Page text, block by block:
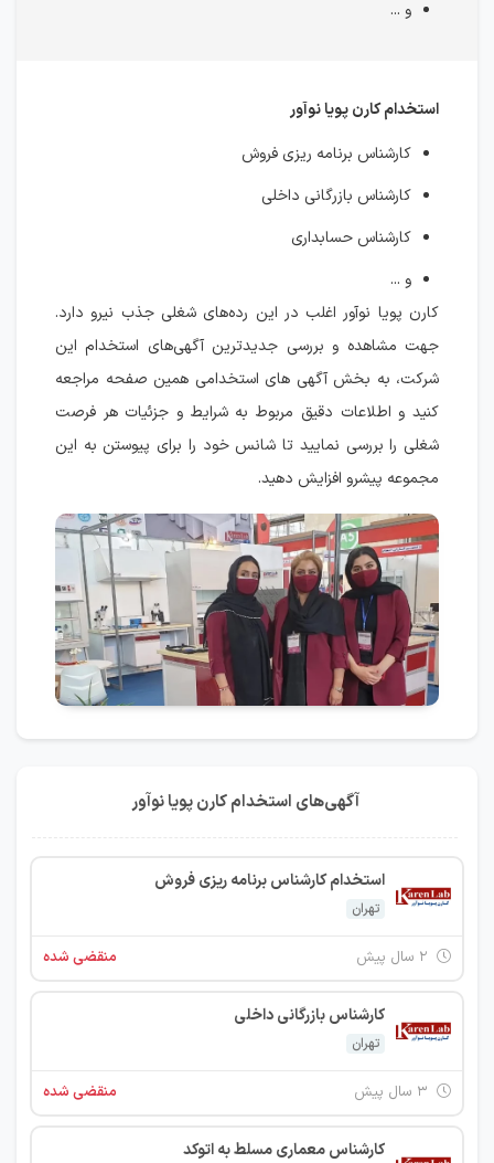
و ...
استخدام کارن پویا نوآور
کارشناس برنامه ریزی فروش
کارشناس بازرگانی داخلی
کارشناس حسابداری
و ...
کارن پویا نوآور اغلب در این رده‌های شغلی جذب نیرو دارد.
جهت مشاهده و بررسی جدیدترین آگهی‌های استخدام این
شرکت، به بخش آگهی های استخدامی همین صفحه مراجعه
کنید و اطلاعات دقیق مربوط به شرایط و جزئیات هر فرصت
شغلی را بررسی نمایید تا شانس خود را برای پیوستن به این
مجموعه پیشرو افزایش دهید.
آگهی‌های استخدام کارن پویا نوآور
استخدام کارشناس برنامه ریزی فروش
تهران
منقضی شده
کارشناس بازرگانی داخلی
تهران
منقضی شده
کارشناس معماری مسلط به اتوکد